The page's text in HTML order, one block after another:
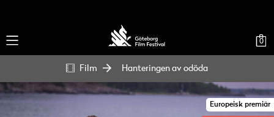
0
Film Hanteringen av odöda
Europeisk premiär